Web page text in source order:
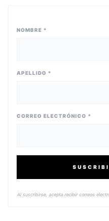
NOMBRE *
APELLIDO *
CORREO ELECTRÓNICO *
Al suscribirse, acepta recibir correos